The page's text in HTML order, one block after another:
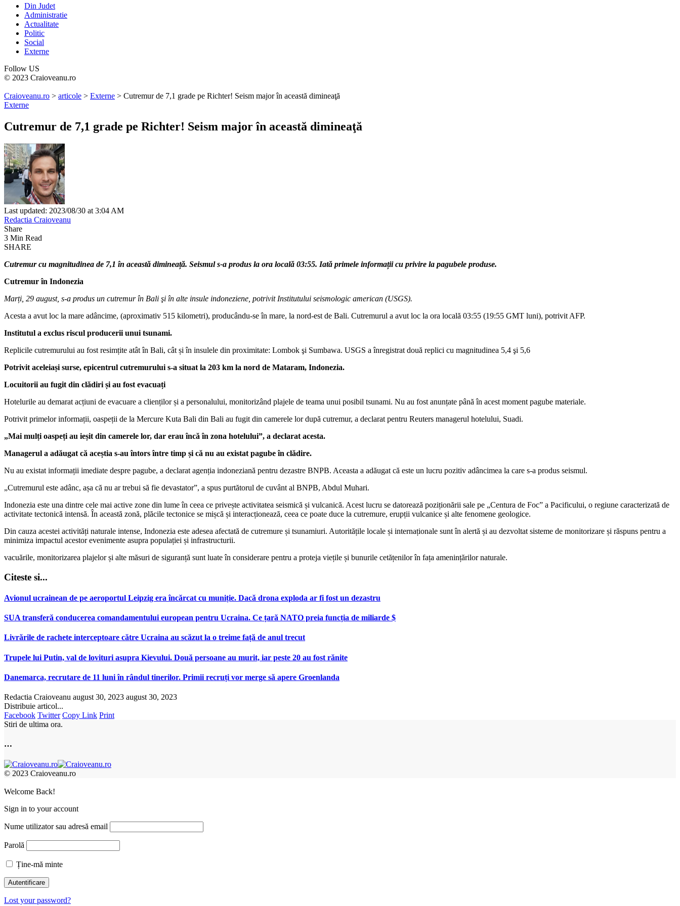
Din Judet
Administratie
Actualitate
Politic
Social
Externe
Follow US
© 2023 Craioveanu.ro
Craioveanu.ro > articole > Externe > Cutremur de 7,1 grade pe Richter! Seism major în această dimineaţă
Externe
Cutremur de 7,1 grade pe Richter! Seism major în această dimineaţă
Last updated: 2023/08/30 at 3:04 AM
Redactia Craioveanu
Share
3 Min Read
SHARE
Cutremur cu magnitudinea de 7,1 în această dimineață. Seismul s-a produs la ora locală 03:55. Iată primele informații cu privire la pagubele produse.
Cutremur în Indonezia
Marți, 29 august, s-a produs un cutremur în Bali şi în alte insule indoneziene, potrivit Institutului seismologic american (USGS).
Acesta a avut loc la mare adâncime, (aproximativ 515 kilometri), producându-se în mare, la nord-est de Bali. Cutremurul a avut loc la ora locală 03:55 (19:55 GMT luni), potrivit AFP.
Institutul a exclus riscul producerii unui tsunami.
Replicile cutremurului au fost resimțite atât în Bali, cât și în insulele din proximitate: Lombok şi Sumbawa. USGS a înregistrat două replici cu magnitudinea 5,4 şi 5,6
Potrivit aceleiași surse, epicentrul cutremurului s-a situat la 203 km la nord de Mataram, Indonezia.
Locuitorii au fugit din clădiri și au fost evacuați
Hotelurile au demarat acțiuni de evacuare a clienților și a personalului, monitorizând plajele de teama unui posibil tsunami. Nu au fost anunțate până în acest moment pagube materiale.
Potrivit primelor informații, oaspeții de la Mercure Kuta Bali din Bali au fugit din camerele lor după cutremur, a declarat pentru Reuters managerul hotelului, Suadi.
„Mai mulți oaspeți au ieșit din camerele lor, dar erau încă în zona hotelului”, a declarat acesta.
Managerul a adăugat că aceștia s-au întors între timp și că nu au existat pagube în clădire.
Nu au existat informații imediate despre pagube, a declarat agenția indoneziană pentru dezastre BNPB. Aceasta a adăugat că este un lucru pozitiv adâncimea la care s-a produs seismul.
„Cutremurul este adânc, așa că nu ar trebui să fie devastator”, a spus purtătorul de cuvânt al BNPB, Abdul Muhari.
Indonezia este una dintre cele mai active zone din lume în ceea ce privește activitatea seismică și vulcanică. Acest lucru se datorează poziționării sale pe „Centura de Foc” a Pacificului, o regiune caracterizată de
activitate tectonică intensă. În această zonă, plăcile tectonice se mișcă și interacționează, ceea ce poate duce la cutremure, erupții vulcanice și alte fenomene geologice.
Din cauza acestei activități naturale intense, Indonezia este adesea afectată de cutremure și tsunamiuri. Autoritățile locale și internaționale sunt în alertă și au dezvoltat sisteme de monitorizare și răspuns pentru a
minimiza impactul acestor evenimente asupra populației și infrastructurii.
vacuările, monitorizarea plajelor și alte măsuri de siguranță sunt luate în considerare pentru a proteja viețile și bunurile cetățenilor în fața amenințărilor naturale.
Citeste si...
Avionul ucrainean de pe aeroportul Leipzig era încărcat cu muniție. Dacă drona exploda ar fi fost un dezastru
SUA transferă conducerea comandamentului european pentru Ucraina. Ce țară NATO preia funcția de miliarde $
Livrările de rachete interceptoare către Ucraina au scăzut la o treime față de anul trecut
Trupele lui Putin, val de lovituri asupra Kievului. Două persoane au murit, iar peste 20 au fost rănite
Danemarca, recrutare de 11 luni în rândul tinerilor. Primii recruți vor merge să apere Groenlanda
Redactia Craioveanu august 30, 2023 august 30, 2023
Distribuie articol...
Facebook Twitter Copy Link Print
Stiri de ultima ora.
…
© 2023 Craioveanu.ro
Welcome Back!
Sign in to your account
Nume utilizator sau adresă email
Parolă
Ține-mă minte
Lost your password?